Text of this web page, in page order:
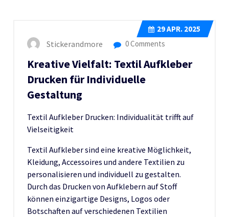
29APR. 2025
Stickerandmore 0 Comments
Kreative Vielfalt: Textil Aufkleber
Drucken für Individuelle
Gestaltung
Textil Aufkleber Drucken: Individualität trifft auf
Vielseitigkeit
Textil Aufkleber sind eine kreative Möglichkeit,
Kleidung, Accessoires und andere Textilien zu
personalisieren und individuell zu gestalten.
Durch das Drucken von Aufklebern auf Stoff
können einzigartige Designs, Logos oder
Botschaften auf verschiedenen Textilien